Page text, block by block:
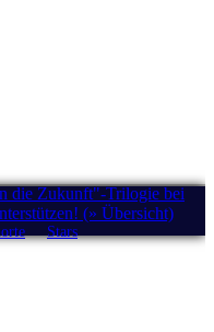
die Zukunft"-Trilogie bei
(» Übersicht)
Stars